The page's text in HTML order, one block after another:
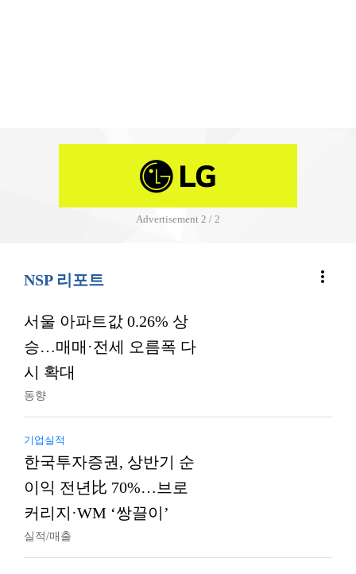
Advertisement 2 / 2
NSP 리포트 more_vert
서울 아파트값 0.26% 상
승…매매·전세 오름폭 다
시 확대
동향
기업실적
한국투자증권, 상반기 순
이익 전년比 70%…브로
커리지·WM ‘쌍끌이’
실적/매출